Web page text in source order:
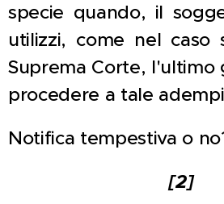
specie quando, il
utilizzi, come nel caso
Suprema Corte, l'ultimo
procedere a tale
Notifica tempestiva o
[2]